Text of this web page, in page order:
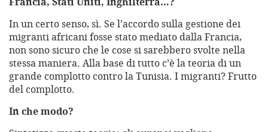
In un certo senso, sì. Se l’accordo sulla gestione dei
migranti africani fosse stato mediato dalla Francia,
non sono sicuro che le cose si sarebbero svolte nella
stessa maniera. Alla base di tutto c’è la teoria di un
grande complotto contro la Tunisia. I migranti? Frutto
del complotto.
In che modo?